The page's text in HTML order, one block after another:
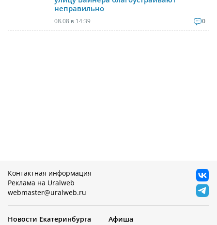
неправильно
08.08 в 14:39 0
Контактная информация
Реклама на Uralweb
webmaster@uralweb.ru
Новости Екатеринбурга
Афиша